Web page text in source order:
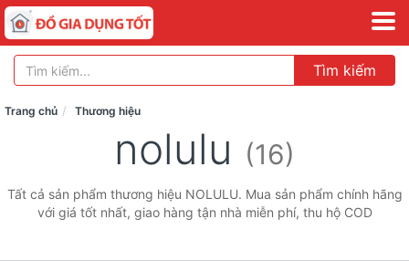
Tìm kiếm
Trang chủ Thương hiệu
nolulu (16)
Tất cả sản phẩm thương hiệu NOLULU. Mua sản phẩm chính hãng
với giá tốt nhất, giao hàng tận nhà miễn phí, thu hộ COD